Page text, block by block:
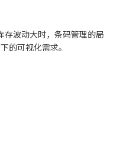
存波动大时，条码管理的局
的可视化需求。